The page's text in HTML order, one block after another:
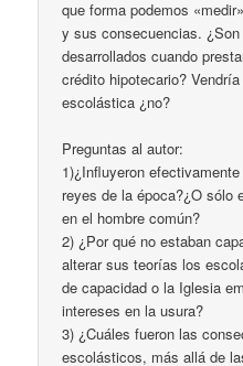
que forma podemos
y sus consecuencias.
desarrollados cuando
crédito hipotecario?
escolástica ¿no?
Preguntas al autor:
1)¿Influyeron
reyes de la época?¿O sólo
en el hombre común?
2) ¿Por qué no estaban
alterar sus teorías los
de capacidad o la Iglesia
intereses en la usura?
3) ¿Cuáles fueron las
escolásticos, más allá de